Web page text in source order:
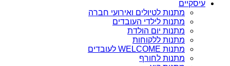
עיסקיים
מתנות לטיולים ואירועי חברה
מתנות לילדי העובדים
מתנות יום הולדת
מתנות ללקוחות
מתנות WELCOME לעובדים
מתנות לחורף